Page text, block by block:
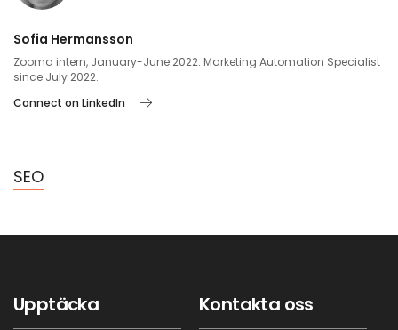
Sofia Hermansson
Zooma intern, January-June 2022. Marketing Automation Specialist
since July 2022.
Connect on LinkedIn
SEO
Upptäcka Kontakta oss